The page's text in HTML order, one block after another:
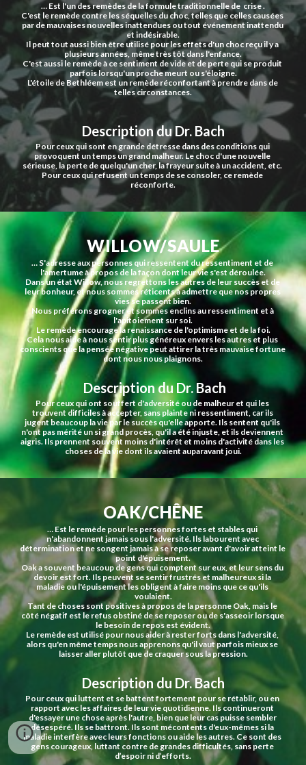
… Est l'un des remèdes de la formule traditionnelle de  crise .
C'est le remède contre les séquelles du choc, telles que celles causées
par de mauvaises nouvelles inattendues ou tout événement inattendu
et indésirable.
Il peut tout aussi bien être utilisé pour les effets d'un choc reçu il y a
plusieurs années, même très tôt dans l'enfance.
C'est aussi le remède à ce sentiment de vide et de perte qui se produit
parfois lorsqu'un proche meurt ou s'éloigne.
L'étoile de Bethléem est un remède réconfortant à prendre dans de
telles circonstances.
Description du Dr. Bach
Pour ceux qui sont en grande détresse dans des conditions qui
provoquent un temps un grand malheur. Le choc d'une nouvelle
sérieuse, la perte de quelqu'un cher, la frayeur suite à un accident, etc.
Pour ceux qui refusent un temps de se consoler, ce remède
réconforte.
WILLOW/SAULE
… S'adresse aux personnes qui ressentent du ressentiment et de
l'amertume à propos de la façon dont leur vie s'est déroulée.
Dans un état Willow, nous regrettons les autres de leur succès et de
leur bonheur, et nous sommes réticents à admettre que nos propres
vies se passent bien.
Nous préférons grogner et sommes enclins au ressentiment et à
l'apitoiement sur soi.
Le remède encourage la renaissance de l'optimisme et de la foi.
Cela nous aide à nous sentir plus généreux envers les autres et plus
conscients que la pensée négative peut attirer la très mauvaise fortune
dont nous nous plaignons.
Description du Dr. Bach
Pour ceux qui ont souffert d'adversité ou de malheur et qui les
trouvent difficiles à accepter, sans plainte ni ressentiment, car ils
jugent beaucoup la vie par le succès qu'elle apporte. Ils sentent qu'ils
n'ont pas mérité un si grand procès, qu'il a été injuste, et ils deviennent
aigris. Ils prennent souvent moins d'intérêt et moins d'activité dans les
choses de la vie dont ils avaient auparavant joui.
OAK/CHÊNE
… Est le remède pour les personnes fortes et stables qui
n'abandonnent jamais sous l'adversité. Ils labourent avec
détermination et ne songent jamais à se reposer avant d'avoir atteint le
point d'épuisement.
Oak a souvent beaucoup de gens qui comptent sur eux, et leur sens du
devoir est fort. Ils peuvent se sentir frustrés et malheureux si la
maladie ou l'épuisement les obligent à faire moins que ce qu'ils
voulaient.
Tant de choses sont positives à propos de la personne Oak, mais le
côté négatif est le refus obstiné de se reposer ou de s'asseoir lorsque
le besoin de repos est évident.
Le remède est utilisé pour nous aider à rester forts dans l'adversité,
alors qu'en même temps nous apprenons qu'il vaut parfois mieux se
laisser aller plutôt que de craquer sous la pression.
Description du Dr. Bach
Pour ceux qui luttent et se battent fortement pour se rétablir, ou en
rapport avec les affaires de leur vie quotidienne. Ils continueront
d'essayer une chose après l'autre, bien que leur cas puisse sembler
désespéré. Ils se battront. Ils sont mécontents d'eux-mêmes si la
maladie interfère avec leurs fonctions ou aide les autres. Ce sont des
gens courageux, luttant contre de grandes difficultés, sans perte
d’espoir ni d’efforts.